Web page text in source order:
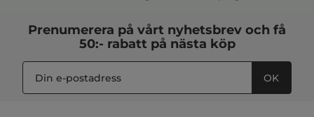
Prenumerera på vårt nyhetsbrev och få
50:- rabatt på nästa köp
OK